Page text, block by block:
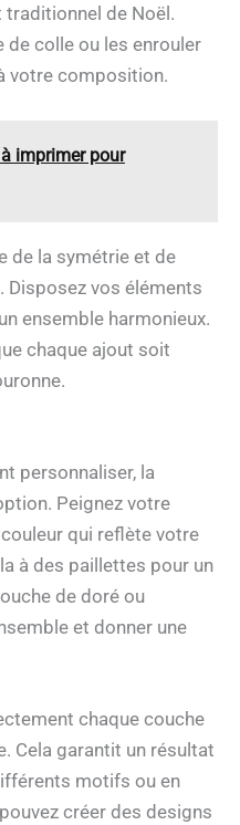
traditionnel de Noël.
de colle ou les enrouler
votre composition.
imprimer pour
de la symétrie et de
Disposez vos éléments
ensemble harmonieux.
chaque ajout soit
personnaliser, la
Peignez votre
qui reflète votre
à des paillettes pour un
de doré ou
et donner une
chaque couche
Cela garantit un résultat
motifs ou en
créer des designs